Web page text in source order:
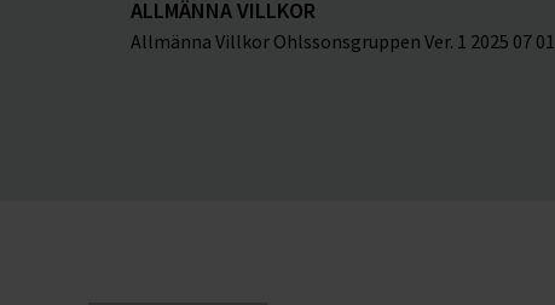
ALLMÄNNA VILLKOR
Allmänna Villkor Ohlssonsgruppen Ver. 1 2025 07 01